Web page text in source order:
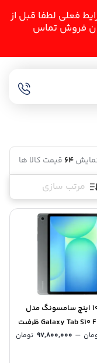
فعلی لطفا قبل از
فروش تماس
64 قیمت کالا ها
مرتب سازی
تبلت 10.9 اینچ سامسونگ مدل
Galaxy Tab S10 FE Wi-Fi ظرفیت
–
97,800,000 تومان